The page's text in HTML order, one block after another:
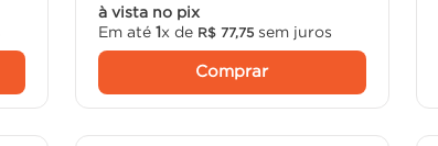
à vista no pix
Em até1x de R$ 77,75 sem juros
Comprar